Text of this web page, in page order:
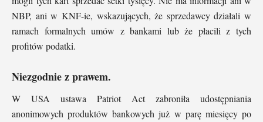
NBP, ani w KNF-ie, wskazujących, że sprzedawcy działali w
ramach formalnych umów z bankami lub że płacili z tych
profitów podatki.
Niezgodnie z prawem.
W USA ustawa Patriot Act zabroniła udostępniania
anonimowych produktów bankowych już w parę miesięcy po